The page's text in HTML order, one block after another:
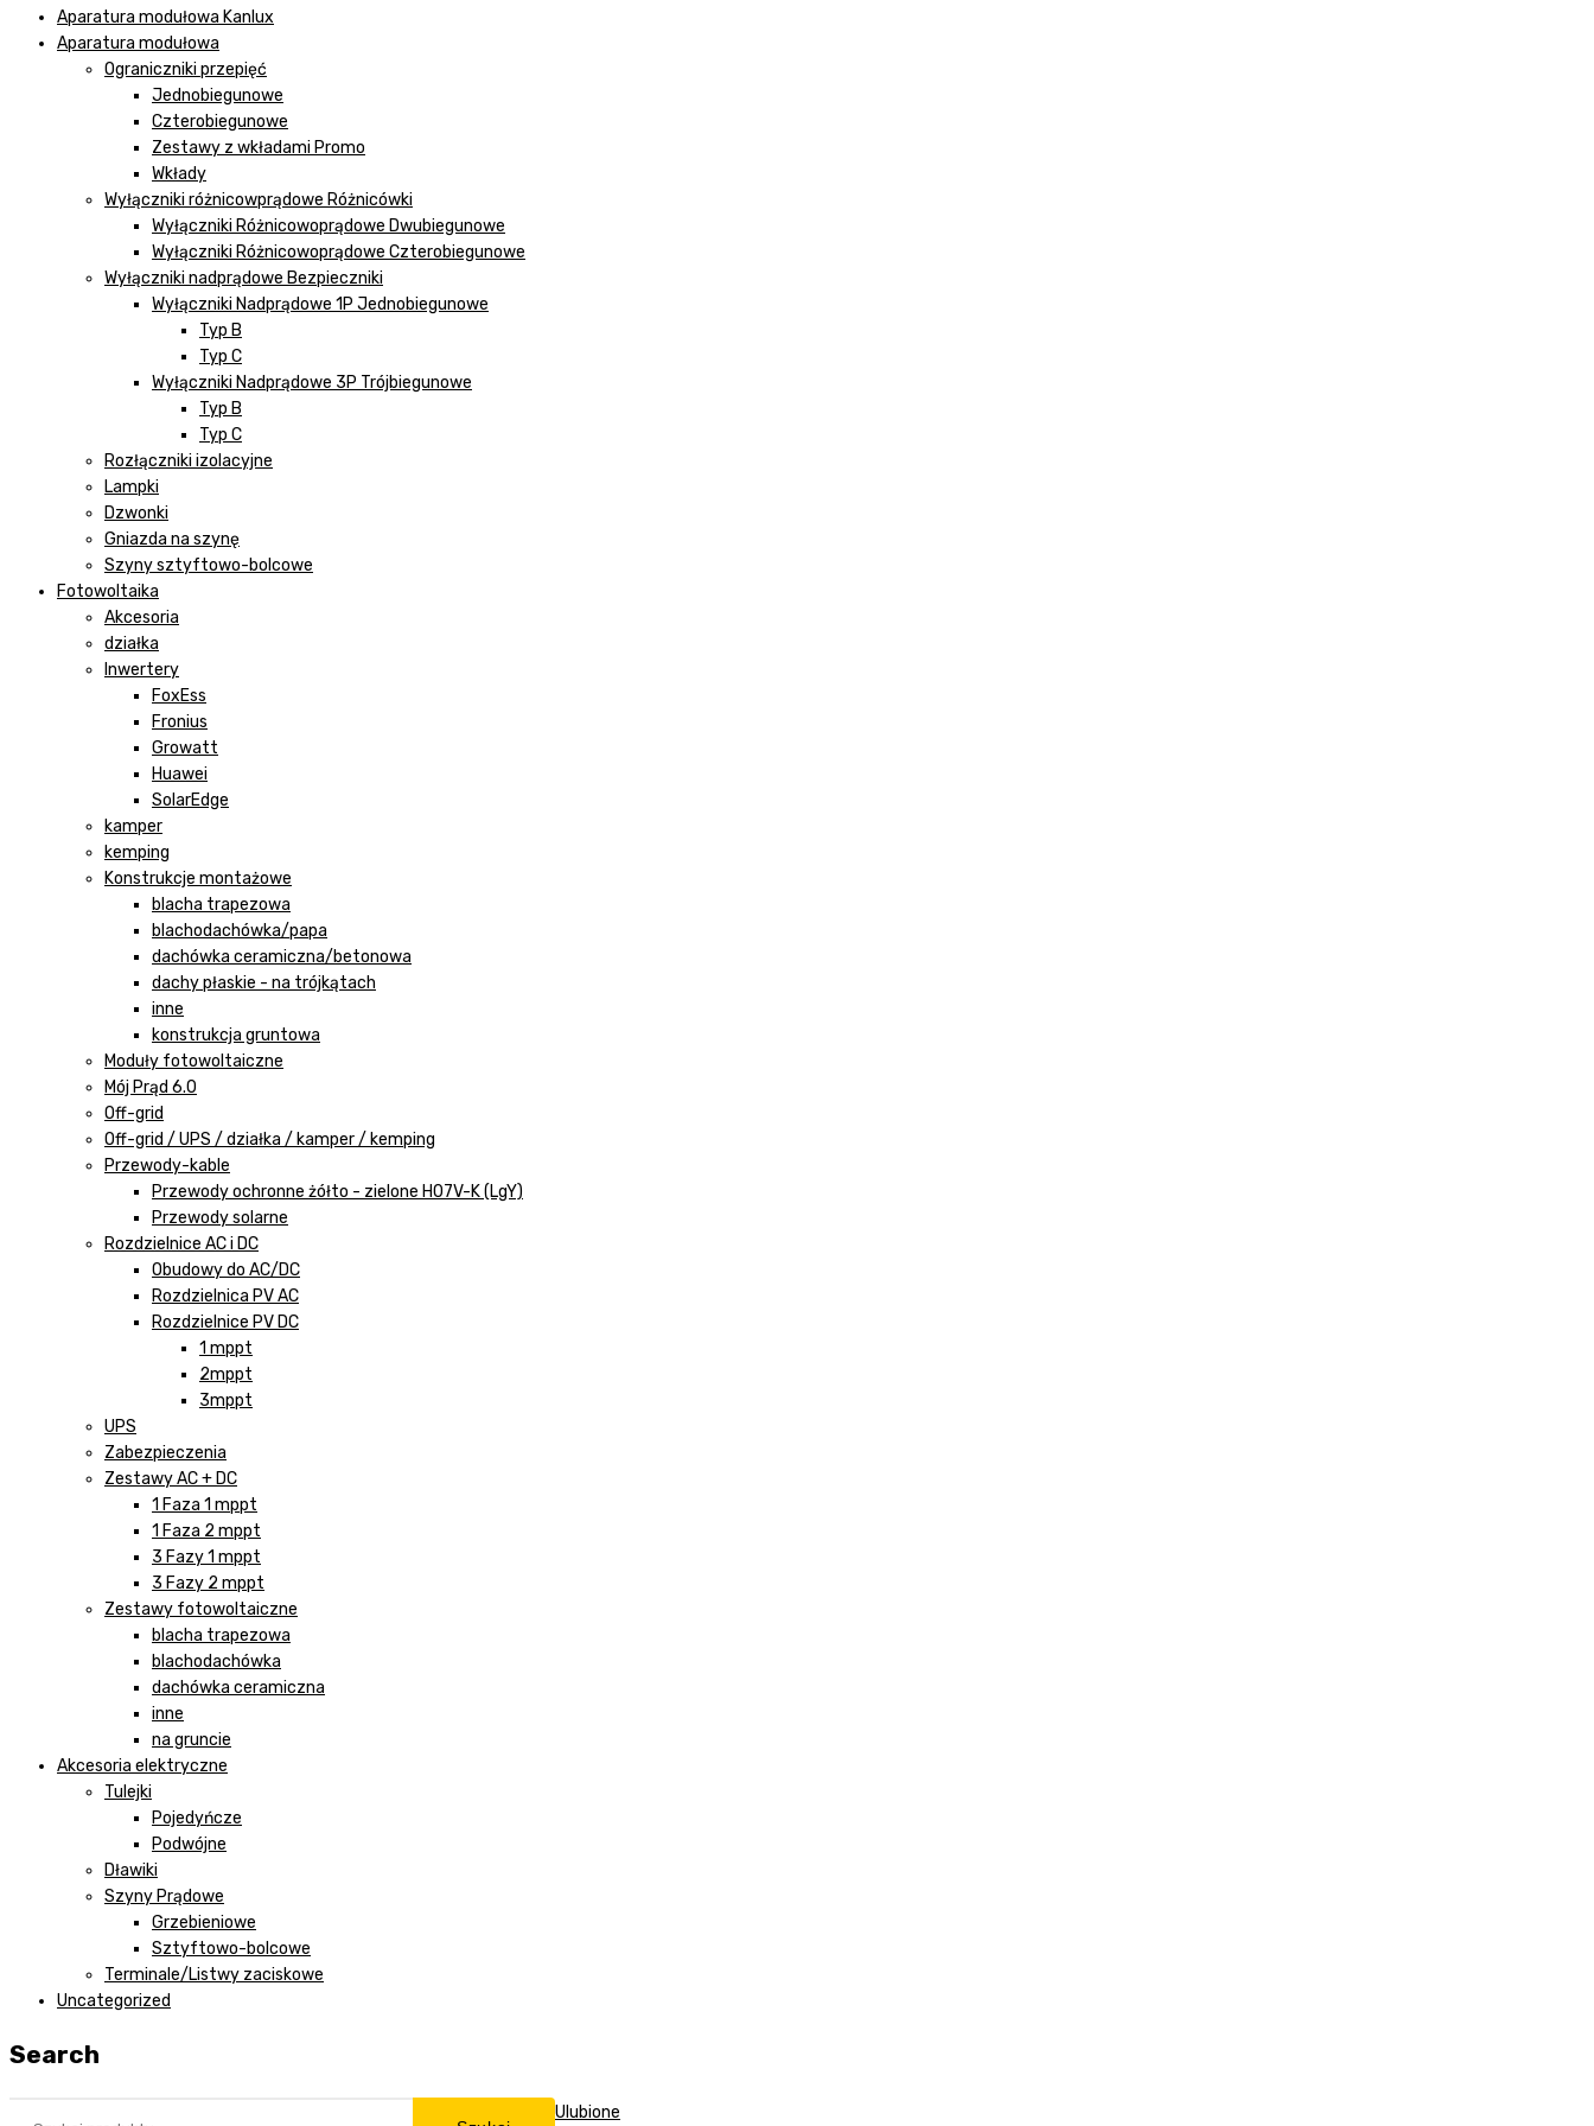
Aparatura modułowa Kanlux
Aparatura modułowa
Ograniczniki przepięć
Jednobiegunowe
Czterobiegunowe
Zestawy z wkładami Promo
Wkłady
Wyłączniki różnicowprądowe Różnicówki
Wyłączniki Różnicowoprądowe Dwubiegunowe
Wyłączniki Różnicowoprądowe Czterobiegunowe
Wyłączniki nadprądowe Bezpieczniki
Wyłączniki Nadprądowe 1P Jednobiegunowe
Typ B
Typ C
Wyłączniki Nadprądowe 3P Trójbiegunowe
Typ B
Typ C
Rozłączniki izolacyjne
Lampki
Dzwonki
Gniazda na szynę
Szyny sztyftowo-bolcowe
Fotowoltaika
Akcesoria
działka
Inwertery
FoxEss
Fronius
Growatt
Huawei
SolarEdge
kamper
kemping
Konstrukcje montażowe
blacha trapezowa
blachodachówka/papa
dachówka ceramiczna/betonowa
dachy płaskie - na trójkątach
inne
konstrukcja gruntowa
Moduły fotowoltaiczne
Mój Prąd 6.0
Off-grid
Off-grid / UPS / działka / kamper / kemping
Przewody-kable
Przewody ochronne żółto - zielone H07V-K (LgY)
Przewody solarne
Rozdzielnice AC i DC
Obudowy do AC/DC
Rozdzielnica PV AC
Rozdzielnice PV DC
1 mppt
2mppt
3mppt
UPS
Zabezpieczenia
Zestawy AC + DC
1 Faza 1 mppt
1 Faza 2 mppt
3 Fazy 1 mppt
3 Fazy 2 mppt
Zestawy fotowoltaiczne
blacha trapezowa
blachodachówka
dachówka ceramiczna
inne
na gruncie
Akcesoria elektryczne
Tulejki
Pojedyńcze
Podwójne
Dławiki
Szyny Prądowe
Grzebieniowe
Sztyftowo-bolcowe
Terminale/Listwy zaciskowe
Uncategorized
Search
Ulubione